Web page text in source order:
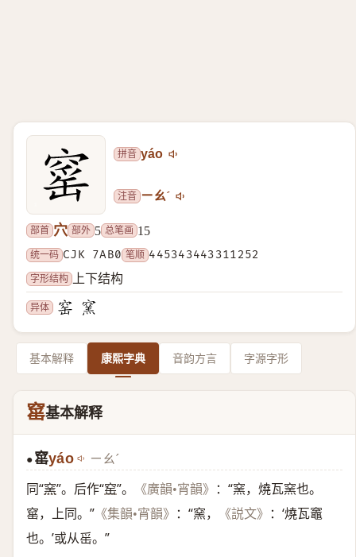
拼音 yáo
注音 ㄧㄠˊ
部首 穴 部外 5 总笔画 15
统一码 CJK 7AB0 笔顺 445343443311252
字形结构
上下结构
异体
基本解释 康熙字典 音韵方言 字源字形
窰基本解释
● 窰yáo ㄧㄠˊ
同“窯”。后作“窑”。 《廣韻•宵韻》
：“窯，燒瓦窯也。
窰，上同。” 《集韻•宵韻》 ：“窯， 《説文》
：‘燒瓦竈
也。’或从䍃。”